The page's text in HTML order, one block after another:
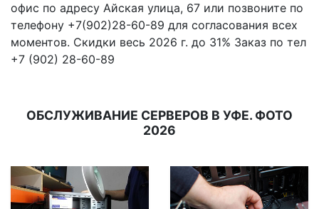
офис по адресу Айская улица, 67 или позвоните по
телефону +7(902)28-60-89 для согласования всех
моментов. Скидки весь 2026 г. до 31% Заказ по тел
+7 (902) 28-60-89
ОБСЛУЖИВАНИЕ СЕРВЕРОВ В УФЕ. ФОТО
2026